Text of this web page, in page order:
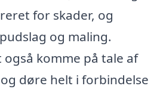
for skader, og
og maling.
også komme på tale af
døre helt i forbindelse